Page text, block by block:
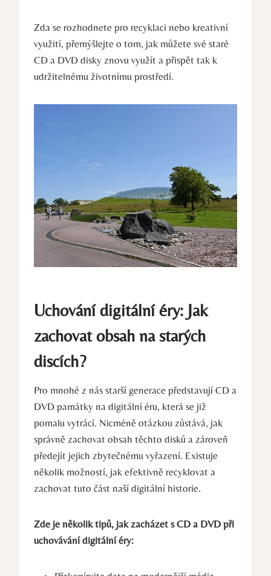
Zda se rozhodnete pro recyklaci nebo kreativní
využití, přemýšlejte o tom, jak můžete své staré
CD a DVD disky znovu využít a přispět tak k
udržitelnému životnímu prostředí.
Uchování digitální éry: Jak
zachovat obsah na starých
discích?
Pro mnohé z nás starší generace představují CD a
DVD památky na digitální éru, která se již
pomalu vytrácí. Nicméně otázkou zůstává, jak
správně zachovat obsah těchto disků a zároveň
předejít jejich zbytečnému vyřazení. Existuje
několik možností, jak efektivně recyklovat a
zachovat tuto část naší digitální historie.
Zde je několik tipů, jak zacházet s CD a DVD při
uchovávání digitální éry: